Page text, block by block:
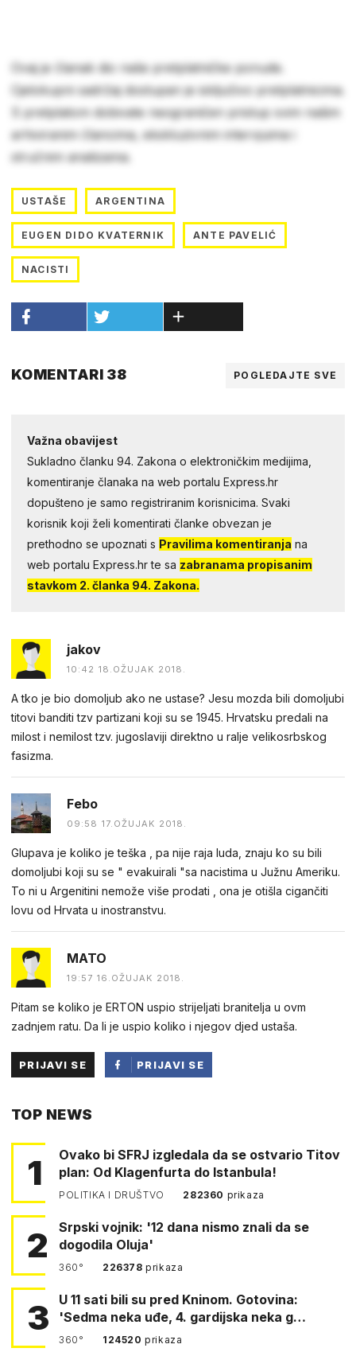
Ovaj je članak dio naše pretplatničke ponude.
Cjelokupni sadržaj dostupan je isključivo pretplatnicima.
S pretplatom dobivate neograničen pristup svim našim
arhiviranim člancima, ekskluzivnim intervjuima i
stručnim analizama.
USTAŠE ARGENTINA
EUGEN DIDO KVATERNIK ANTE PAVELIĆ
NACISTI
KOMENTARI 38 POGLEDAJTE SVE
Važna obavijest
Sukladno članku 94. Zakona o elektroničkim medijima,
komentiranje članaka na web portalu Express.hr
dopušteno je samo registriranim korisnicima. Svaki
korisnik koji želi komentirati članke obvezan je
prethodno se upoznati s Pravilima komentiranja na
web portalu Express.hr te sa zabranama propisanim
stavkom 2. članka 94. Zakona.
jakov
10:42 18.OŽUJAK 2018.
A tko je bio domoljub ako ne ustase? Jesu mozda bili domoljubi
titovi banditi tzv partizani koji su se 1945. Hrvatsku predali na
milost i nemilost tzv. jugoslaviji direktno u ralje velikosrbskog
fasizma.
Febo
09:58 17.OŽUJAK 2018.
Glupava je koliko je teška , pa nije raja luda, znaju ko su bili
domoljubi koji su se " evakuirali "sa nacistima u Južnu Ameriku.
To ni u Argenitini nemože više prodati , ona je otišla cigančiti
lovu od Hrvata u inostranstvu.
MATO
19:57 16.OŽUJAK 2018.
Pitam se koliko je ERTON uspio strijeljati branitelja u ovm
zadnjem ratu. Da li je uspio koliko i njegov djed ustaša.
PRIJAVI SE
PRIJAVI SE
TOP NEWS
1
Ovako bi SFRJ izgledala da se ostvario Titov
plan: Od Klagenfurta do Istanbula!
POLITIKA I DRUŠTVO 282360 prikaza
2
Srpski vojnik: '12 dana nismo znali da se
dogodila Oluja'
360° 226378prikaza
3
U 11 sati bili su pred Kninom. Gotovina:
'Sedma neka uđe, 4. gardijska neka g…
360° 124520prikaza